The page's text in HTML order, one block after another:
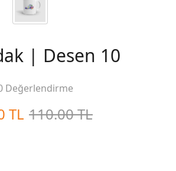
| Desen 10
Değerlendirme
TL 110.00 TL